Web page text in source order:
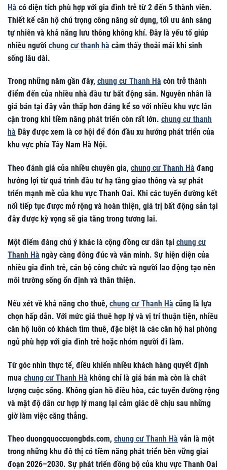
Hà có diện tích phù hợp với gia đình trẻ từ 2 đến 5 thành viên.
Thiết kế căn hộ chú trọng công năng sử dụng, tối ưu ánh sáng
tự nhiên và khả năng lưu thông không khí. Đây là yếu tố giúp
nhiều người chung cư thanh hà cảm thấy thoải mái khi sinh
sống lâu dài.
Trong những năm gần đây, chung cư Thanh Hà còn trở thành
điểm đến của nhiều nhà đầu tư bất động sản. Nguyên nhân là
giá bán tại đây vẫn thấp hơn đáng kể so với nhiều khu vực lân
cận trong khi tiềm năng phát triển còn rất lớn. chung cư thanh
hà Đây được xem là cơ hội để đón đầu xu hướng phát triển của
khu vực phía Tây Nam Hà Nội.
Theo đánh giá của nhiều chuyên gia, chung cư Thanh Hà đang
hưởng lợi từ quá trình đầu tư hạ tầng giao thông và sự phát
triển mạnh mẽ của khu vực Thanh Oai. Khi các tuyến đường kết
nối tiếp tục được mở rộng và hoàn thiện, giá trị bất động sản tại
đây được kỳ vọng sẽ gia tăng trong tương lai.
Một điểm đáng chú ý khác là cộng đồng cư dân tại chung cư
Thanh Hà ngày càng đông đúc và văn minh. Sự hiện diện của
nhiều gia đình trẻ, cán bộ công chức và người lao động tạo nên
môi trường sống ổn định và thân thiện.
Nếu xét về khả năng cho thuê, chung cư Thanh Hà cũng là lựa
chọn hấp dẫn. Với mức giá thuê hợp lý và vị trí thuận tiện, nhiều
căn hộ luôn có khách tìm thuê, đặc biệt là các căn hộ hai phòng
ngủ phù hợp với gia đình trẻ hoặc nhóm người đi làm.
Từ góc nhìn thực tế, điều khiến nhiều khách hàng quyết định
mua chung cư Thanh Hà không chỉ là giá bán mà còn là chất
lượng cuộc sống. Không gian hồ điều hòa, các tuyến đường rộng
và mật độ dân cư hợp lý mang lại cảm giác dễ chịu sau những
giờ làm việc căng thẳng.
Theo duongquoccuongbds.com, chung cư Thanh Hà vẫn là một
trong những khu đô thị có tiềm năng phát triển bền vững giai
đoạn 2026–2030. Sự phát triển đồng bộ của khu vực Thanh Oai